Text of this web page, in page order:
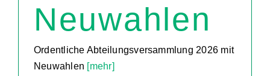
Neuwahlen
Ordentliche Abteilungsversammlung 2026 mit
Neuwahlen [mehr]